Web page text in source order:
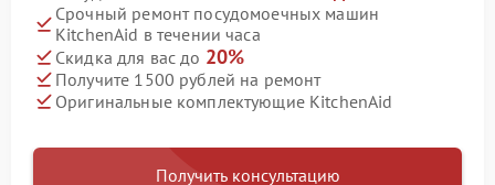
Срочный ремонт посудомоечных машин
KitchenAid в течении часа
Скидка для вас до 20%
Получите 1500 рублей на ремонт
Оригинальные комплектующие KitchenAid
Получить консультацию